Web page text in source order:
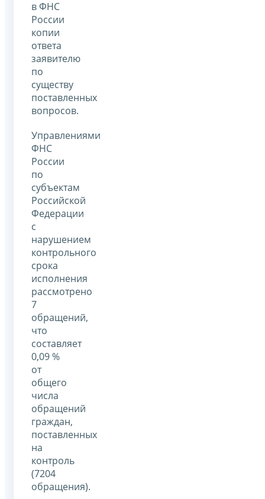
в ФНС
России
копии
ответа
заявителю
по
существу
поставленных
вопросов.
Управлениями
ФНС
России
по
субъектам
Российской
Федерации
с
нарушением
контрольного
срока
исполнения
рассмотрено
7
обращений,
что
составляет
0,09 %
от
общего
числа
обращений
граждан,
поставленных
на
контроль
(7204
обращения).